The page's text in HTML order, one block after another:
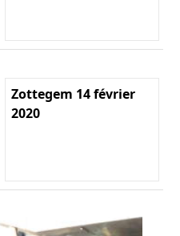
Zottegem 14 février
2020